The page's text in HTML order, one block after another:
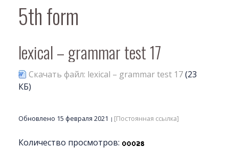
5th form
lexical – grammar test 17
Скачать файл: lexical – grammar test 17(23
КБ)
Обновлено 15 февраля 2021 [Постоянная ссылка]
Количество просмотров: